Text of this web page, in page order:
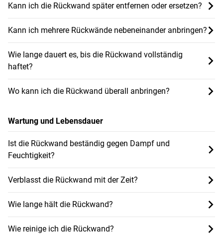
Kann ich die Rückwand später entfernen oder ersetzen?
Kann ich mehrere Rückwände nebeneinander anbringen?
Wie lange dauert es, bis die Rückwand vollständig
haftet?
Wo kann ich die Rückwand überall anbringen?
Wartung und Lebensdauer
Ist die Rückwand beständig gegen Dampf und
Feuchtigkeit?
Verblasst die Rückwand mit der Zeit?
Wie lange hält die Rückwand?
Wie reinige ich die Rückwand?